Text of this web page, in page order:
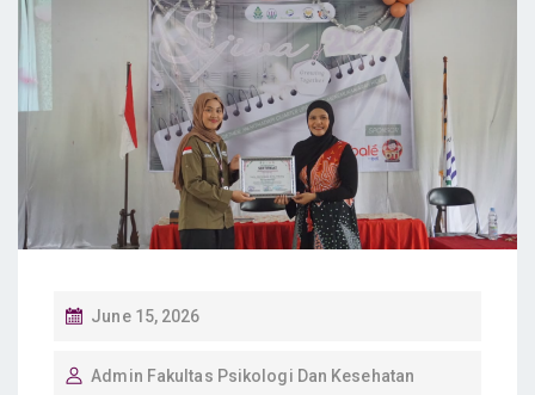
P
S
June 15, 2026
Admin Fakultas Psikologi Dan Kesehatan